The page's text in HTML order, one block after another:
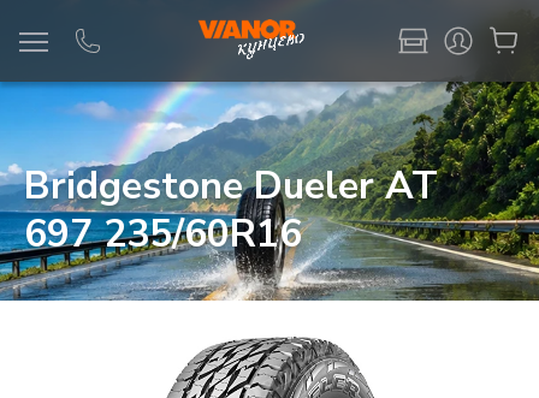
Bridgestone Dueler AT
697 235/60R16
Информация Фото товара